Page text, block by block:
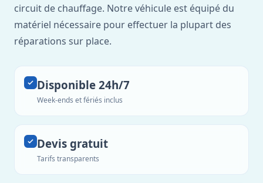
circuit de chauffage. Notre véhicule est équipé du
matériel nécessaire pour effectuer la plupart des
réparations sur place.
Disponible 24h/7
Week-ends et fériés inclus
Devis gratuit
Tarifs transparents